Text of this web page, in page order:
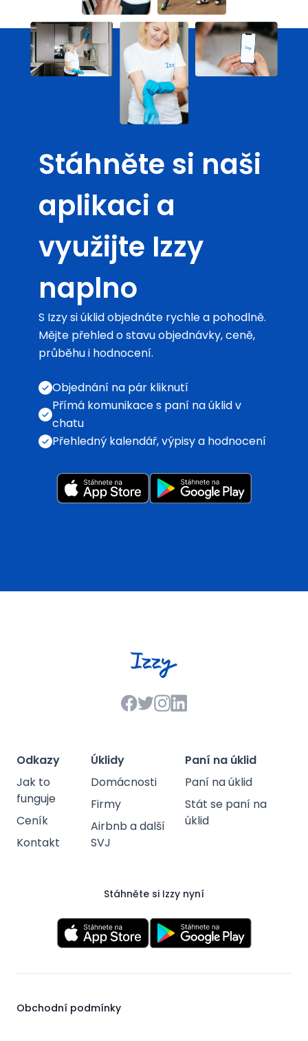
Stáhněte si naši
aplikaci a
využijte Izzy
naplno
S Izzy si úklid objednáte rychle a pohodlně.
Mějte přehled o stavu objednávky, ceně,
průběhu i hodnocení.
Objednání na pár kliknutí
Přímá komunikace s paní na úklid v
chatu
Přehledný kalendář, výpisy a hodnocení
Odkazy
Jak to
funguje
Ceník
Kontakt
Úklidy
Domácnosti
Firmy
Airbnb a další
SVJ
Paní na úklid
Paní na úklid
Stát se paní na
úklid
Stáhněte si Izzy nyní
Obchodní podmínky